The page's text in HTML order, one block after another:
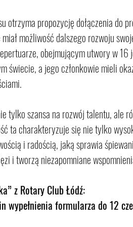
otrzyma propozycję dołączenia do
możliwość dalszego rozwoju
obejmującym utwory w 16
świecie, a jego członkowie mieli
tylko szansa na rozwój talentu, ale
ta charakteryzuje się nie tylko
i radością, jaką sprawia
i tworzą niezapomniane
z Rotary Club Łódź:
wypełnienia formularza do 12